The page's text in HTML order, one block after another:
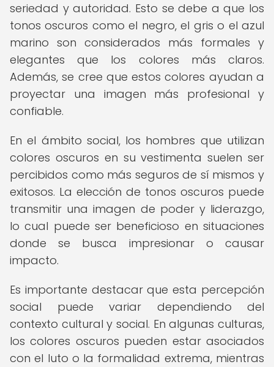
seriedad y autoridad. Esto se debe a que los
tonos oscuros como el negro, el gris o el azul
marino son considerados más formales y
elegantes que los colores más claros.
Además, se cree que estos colores ayudan a
proyectar una imagen más profesional y
confiable.
En el ámbito social, los hombres que utilizan
colores oscuros en su vestimenta suelen ser
percibidos como más seguros de sí mismos y
exitosos. La elección de tonos oscuros puede
transmitir una imagen de poder y liderazgo,
lo cual puede ser beneficioso en situaciones
donde se busca impresionar o causar
impacto.
Es importante destacar que esta percepción
social puede variar dependiendo del
contexto cultural y social. En algunas culturas,
los colores oscuros pueden estar asociados
con el luto o la formalidad extrema, mientras